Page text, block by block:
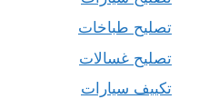
تصليح طباخات
تصليح غسالات
تكييف سيارات